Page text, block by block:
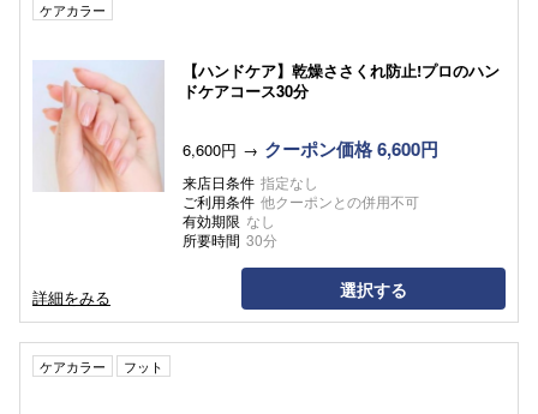
ケアカラー
【ハンドケア】乾燥ささくれ防止!プロのハン
ドケアコース30分
6,600円 クーポン価格 6,600円
来店日条件 指定なし
ご利用条件 他クーポンとの併用不可
有効期限 なし
所要時間 30分
詳細をみる 選択する
ケアカラー フット